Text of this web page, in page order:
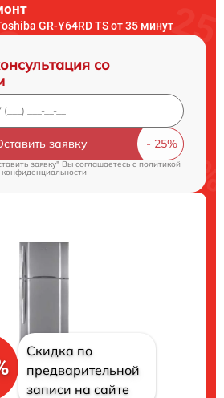
GR-Y64RD TS от 35 минут
со
заявку
заявку" Вы соглашаетесь cполитикой
конфиденциальности
Скидка по
предварительной
записи на сайте